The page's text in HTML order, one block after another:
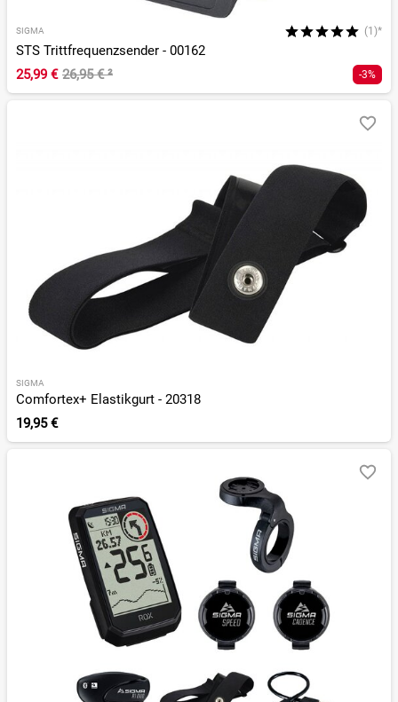
SIGMA (1)*
STS Trittfrequenzsender - 00162
25,99 € 26,95 €² -3%
SIGMA
Comfortex+ Elastikgurt - 20318
19,95 €